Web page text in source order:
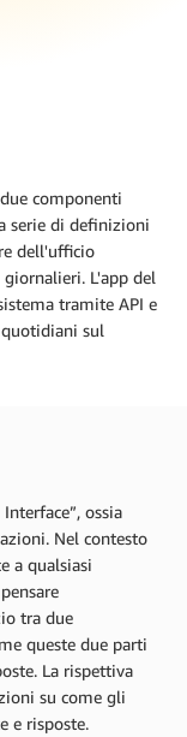
componenti
serie di definizioni
dell'ufficio
L'app del
tramite API e
sul
ossia
Nel contesto
a qualsiasi
tra due
queste due parti
La rispettiva
su come gli
e risposte.